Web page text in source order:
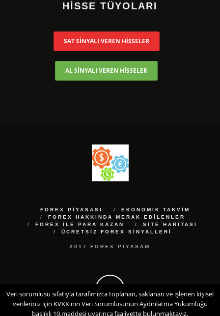
HİSSE TÜYOLARI
SAT SİNYALI VEREN HİSSELER
AL SİNYALI VEREN HİSSELER
FOREX PIYASASI
EKONOMIK TAKVIM
FOREX HAKKINDA MERAK EDILENLER
FOREX ILE PARA KAZAN
SITE HARITASI
ÜCRETSIZ FOREX SINYALLERI
2017 FOREX PIYASAM
Veri sorumlusu sıfatıyla tarafımızca toplanan, saklanan ve işlenen kişisel
verileriniz için KVKK'nın Veri Sorumlusunun Aydınlatma Yükümlüğü
başlıklı 10.maddesi uyarınca faaliyette bulunmaktayız.